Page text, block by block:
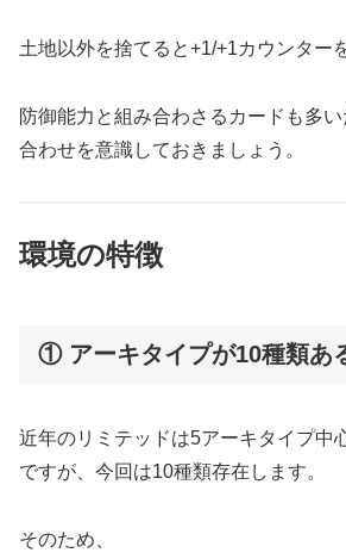
土地以外を捨てると+1/+1カウンター
防御能力と組み合わさるカードも多
合わせを意識しておきましょう。
環境の特徴
① アーキタイプが10種類あ
近年のリミテッドは5アーキタイプ中
ですが、今回は10種類存在します。
そのため、